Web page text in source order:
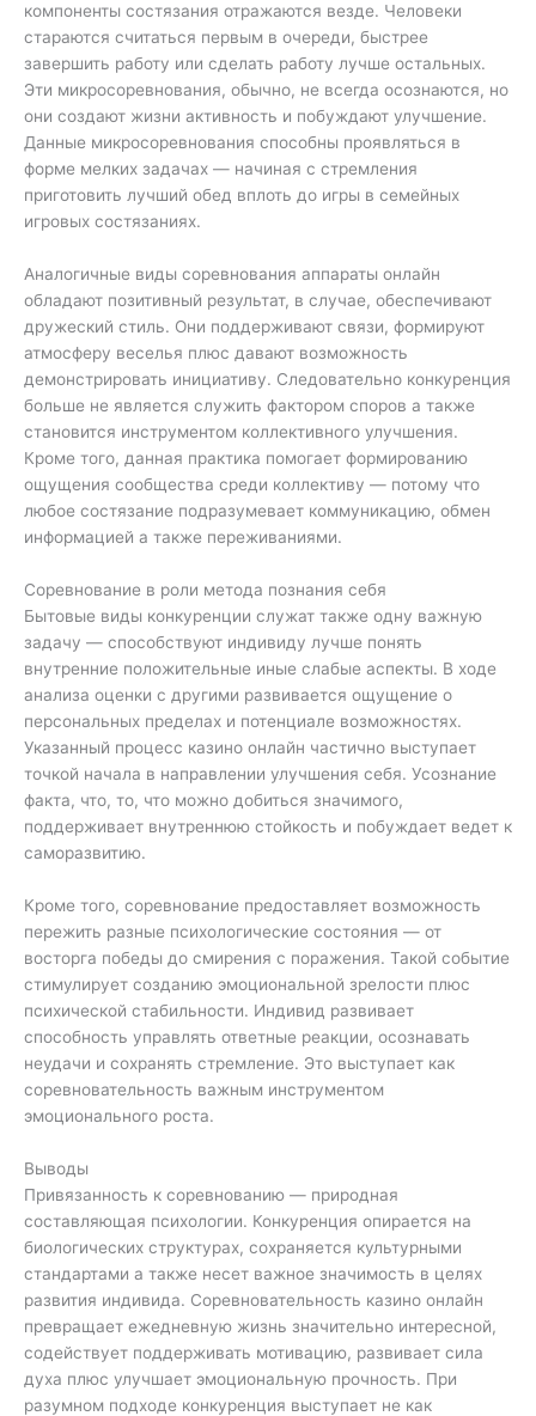
компоненты состязания отражаются везде. Человеки
стараются считаться первым в очереди, быстрее
завершить работу или сделать работу лучше остальных.
Эти микросоревнования, обычно, не всегда осознаются, но
они создают жизни активность и побуждают улучшение.
Данные микросоревнования способны проявляться в
форме мелких задачах — начиная с стремления
приготовить лучший обед вплоть до игры в семейных
игровых состязаниях.
Аналогичные виды соревнования аппараты онлайн
обладают позитивный результат, в случае, обеспечивают
дружеский стиль. Они поддерживают связи, формируют
атмосферу веселья плюс давают возможность
демонстрировать инициативу. Следовательно конкуренция
больше не является служить фактором споров а также
становится инструментом коллективного улучшения.
Кроме того, данная практика помогает формированию
ощущения сообщества среди коллективу — потому что
любое состязание подразумевает коммуникацию, обмен
информацией а также переживаниями.
Соревнование в роли метода познания себя
Бытовые виды конкуренции служат также одну важную
задачу — способствуют индивиду лучше понять
внутренние положительные иные слабые аспекты. В ходе
анализа оценки с другими развивается ощущение о
персональных пределах и потенциале возможностях.
Указанный процесс казино онлайн частично выступает
точкой начала в направлении улучшения себя. Усознание
факта, что, то, что можно добиться значимого,
поддерживает внутреннюю стойкость и побуждает ведет к
саморазвитию.
Кроме того, соревнование предоставляет возможность
пережить разные психологические состояния — от
восторга победы до смирения с поражения. Такой событие
стимулирует созданию эмоциональной зрелости плюс
психической стабильности. Индивид развивает
способность управлять ответные реакции, осознавать
неудачи и сохранять стремление. Это выступает как
соревновательность важным инструментом
эмоционального роста.
Выводы
Привязанность к соревнованию — природная
составляющая психологии. Конкуренция опирается на
биологических структурах, сохраняется культурными
стандартами а также несет важное значимость в целях
развития индивида. Соревновательность казино онлайн
превращает ежедневную жизнь значительно интересной,
содействует поддерживать мотивацию, развивает сила
духа плюс улучшает эмоциональную прочность. При
разумном подходе конкуренция выступает не как